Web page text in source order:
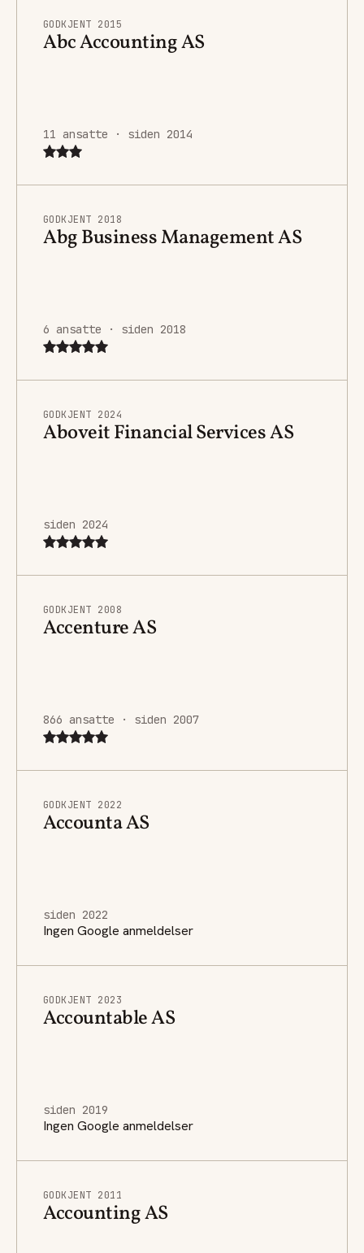
GODKJENT 2015
Abc Accounting AS
11 ansatte · siden 2014
GODKJENT 2018
Abg Business Management AS
6 ansatte · siden 2018
GODKJENT 2024
Aboveit Financial Services AS
siden 2024
GODKJENT 2008
Accenture AS
866 ansatte · siden 2007
GODKJENT 2022
Accounta AS
siden 2022
Ingen Google anmeldelser
GODKJENT 2023
Accountable AS
siden 2019
Ingen Google anmeldelser
GODKJENT 2011
Accounting AS